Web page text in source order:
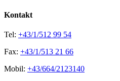
Kontakt
Tel: +43/1/512 99 54
Fax: +43/1/513 21 66
Mobil: +43/664/2123140